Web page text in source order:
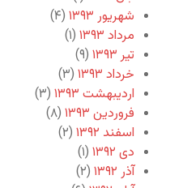
شهریور ۱۳۹۳
(۴)
مرداد ۱۳۹۳
(۱)
تیر ۱۳۹۳
(۹)
خرداد ۱۳۹۳
(۳)
اردیبهشت ۱۳۹۳
(۳)
فروردین ۱۳۹۳
(۸)
اسفند ۱۳۹۲
(۲)
دی ۱۳۹۲
(۱)
آذر ۱۳۹۲
(۲)